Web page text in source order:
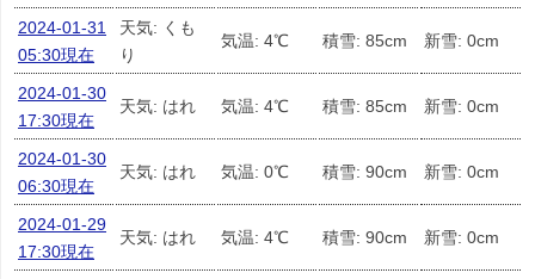
2024-01-31
05:30現在
天気: くも
り
気温: 4℃ 積雪: 85cm 新雪: 0cm
2024-01-30
17:30現在
天気: はれ 気温: 4℃ 積雪: 85cm 新雪: 0cm
2024-01-30
06:30現在
天気: はれ 気温: 0℃ 積雪: 90cm 新雪: 0cm
2024-01-29
17:30現在
天気: はれ 気温: 4℃ 積雪: 90cm 新雪: 0cm